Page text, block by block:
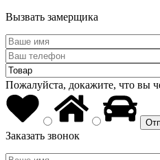
Вызвать замерщика
Пожалуйста, докажите, что вы
Заказать звонок